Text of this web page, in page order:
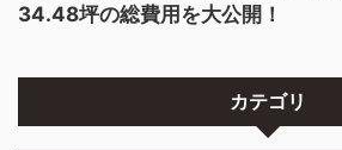
34.48坪の総費用を大公開！
カテゴリ